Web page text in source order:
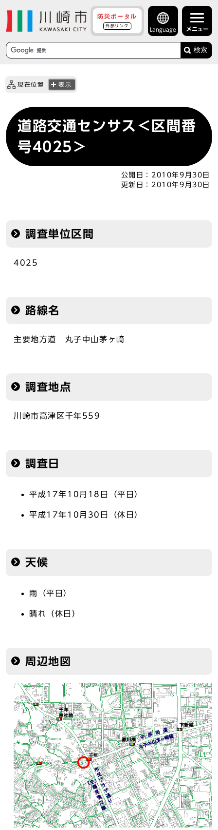
防災ポータル
外部リンク
Language メニュー
検索
現在位置 表示
道路交通センサス＜区間番
号4025＞
公開日： 2010年9月30日
更新日： 2010年9月30日
調査単位区間
4025
路線名
主要地方道 丸子中山茅ヶ崎
調査地点
川崎市高津区千年559
調査日
平成17年10月18日（平日）
平成17年10月30日（休日）
天候
雨（平日）
晴れ（休日）
周辺地図